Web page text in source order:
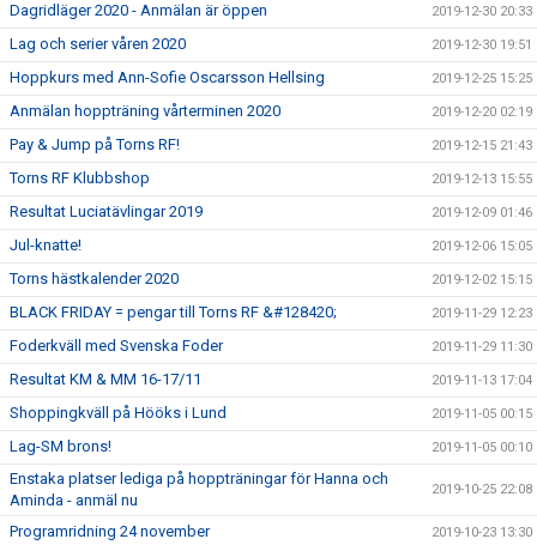
Dagridläger 2020 - Anmälan är öppen 2019-12-30 20:33
Lag och serier våren 2020 2019-12-30 19:51
Hoppkurs med Ann-Sofie Oscarsson Hellsing 2019-12-25 15:25
Anmälan hoppträning vårterminen 2020 2019-12-20 02:19
Pay & Jump på Torns RF! 2019-12-15 21:43
Torns RF Klubbshop 2019-12-13 15:55
Resultat Luciatävlingar 2019 2019-12-09 01:46
Jul-knatte! 2019-12-06 15:05
Torns hästkalender 2020 2019-12-02 15:15
BLACK FRIDAY = pengar till Torns RF &#128420; 2019-11-29 12:23
Foderkväll med Svenska Foder 2019-11-29 11:30
Resultat KM & MM 16-17/11 2019-11-13 17:04
Shoppingkväll på Hööks i Lund 2019-11-05 00:15
Lag-SM brons! 2019-11-05 00:10
Enstaka platser lediga på hoppträningar för Hanna och
Aminda - anmäl nu
2019-10-25 22:08
Programridning 24 november 2019-10-23 13:30